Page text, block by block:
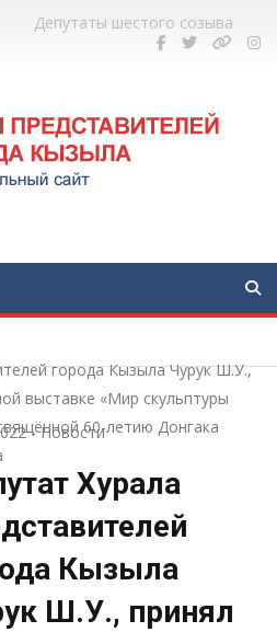
Депутаты шестого созыва
города Кызыла Чурук Ш.У.,
выставке «Мир скульптуры
60-летию Донгака
- Новости
Хурала
Кызыла
Ш.У., принял